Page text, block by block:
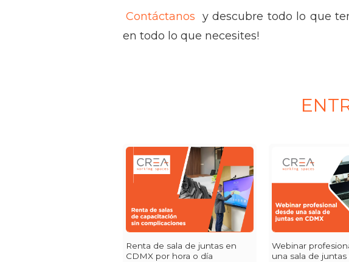
Contáctanos y descubre todo lo que
en todo lo que necesites!
Renta de sala de juntas en
CDMX por hora o día
Webinar
una sala de